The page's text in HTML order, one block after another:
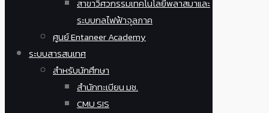
สาขาวิศวกรรมเทคโนโลยีพลาสมาและ
ระบบกลไฟฟ้าจุลภาค
ศูนย์ Entaneer Academy
ระบบสารสนเทศ
สำหรับนักศึกษา
สำนักทะเบียน มช.
CMU SIS